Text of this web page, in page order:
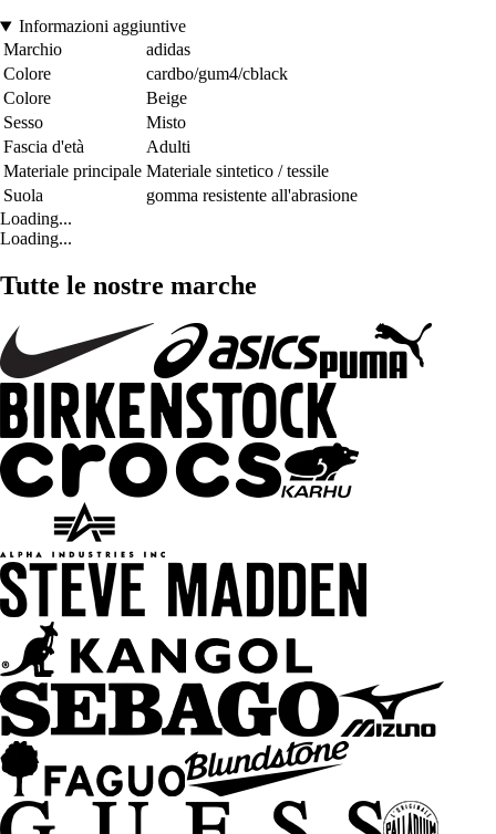
Informazioni aggiuntive
Marchio
adidas
Colore
cardbo/gum4/cblack
Colore
Beige
Sesso
Misto
Fascia d'età
Adulti
Materiale principale Materiale sintetico / tessile
Suola
gomma resistente all'abrasione
Loading...
Loading...
Tutte le nostre marche